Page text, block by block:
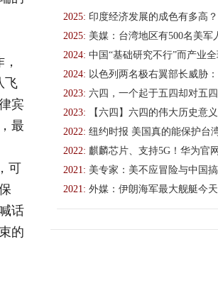
飞
宾
最
可
话
的
2025: 印度经济发展的成色有多高
2025: 美媒：台湾地区有500名美军
2024: 中国“基础研究不行”而产业
2024: 以色列两名极右翼部长威胁
2023: 六四，一个起于五四却对五
2023:
【六四】六四的伟大历史意
2022: 纽约时报 美国真的能保护台
2022: 麒麟芯片、支持5G！华为官
2021: 美专家：美不应冒险与中国
2021: 外媒：伊朗海军最大舰艇今